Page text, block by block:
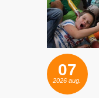
07
2026 aug.